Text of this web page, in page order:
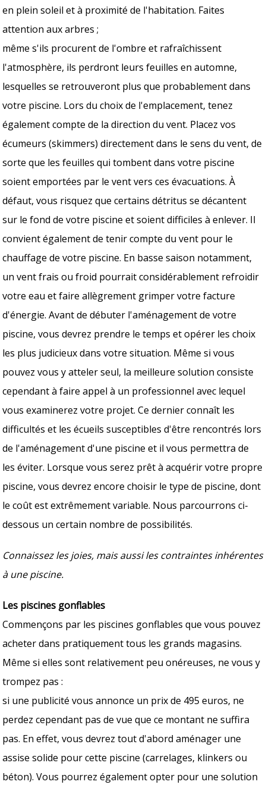
en plein soleil et à proximité de l'habitation. Faites
attention aux arbres ;
même s'ils procurent de l'ombre et rafraîchissent
l'atmosphère, ils perdront leurs feuilles en automne,
lesquelles se retrouveront plus que probablement dans
votre piscine. Lors du choix de l'emplacement, tenez
également compte de la direction du vent. Placez vos
écumeurs (skimmers) directement dans le sens du vent, de
sorte que les feuilles qui tombent dans votre piscine
soient emportées par le vent vers ces évacuations. À
défaut, vous risquez que certains détritus se décantent
sur le fond de votre piscine et soient difficiles à enlever. Il
convient également de tenir compte du vent pour le
chauffage de votre piscine. En basse saison notamment,
un vent frais ou froid pourrait considérablement refroidir
votre eau et faire allègrement grimper votre facture
d'énergie. Avant de débuter l'aménagement de votre
piscine, vous devrez prendre le temps et opérer les choix
les plus judicieux dans votre situation. Même si vous
pouvez vous y atteler seul, la meilleure solution consiste
cependant à faire appel à un professionnel avec lequel
vous examinerez votre projet. Ce dernier connaît les
difficultés et les écueils susceptibles d'être rencontrés lors
de l'aménagement d'une piscine et il vous permettra de
les éviter. Lorsque vous serez prêt à acquérir votre propre
piscine, vous devrez encore choisir le type de piscine, dont
le coût est extrêmement variable. Nous parcourrons ci-
dessous un certain nombre de possibilités.
Connaissez les joies, mais aussi les contraintes inhérentes
à une piscine.
Les piscines gonflables
Commençons par les piscines gonflables que vous pouvez
acheter dans pratiquement tous les grands magasins.
Même si elles sont relativement peu onéreuses, ne vous y
trompez pas :
si une publicité vous annonce un prix de 495 euros, ne
perdez cependant pas de vue que ce montant ne suffira
pas. En effet, vous devrez tout d'abord aménager une
assise solide pour cette piscine (carrelages, klinkers ou
béton). Vous pourrez également opter pour une solution